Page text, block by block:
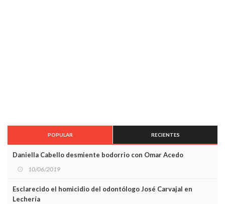
POPULAR RECIENTES
Daniella Cabello desmiente bodorrio con Omar Acedo
10/06/2019
Esclarecido el homicidio del odontólogo José Carvajal en
Lechería